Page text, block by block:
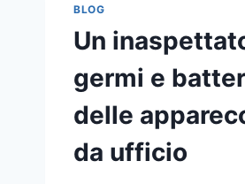
BLOG
Un
germi e
delle
da ufficio